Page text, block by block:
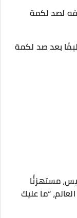
لصد لكمة
بعد صد لكمة
مستهزئًا
“ما عليك